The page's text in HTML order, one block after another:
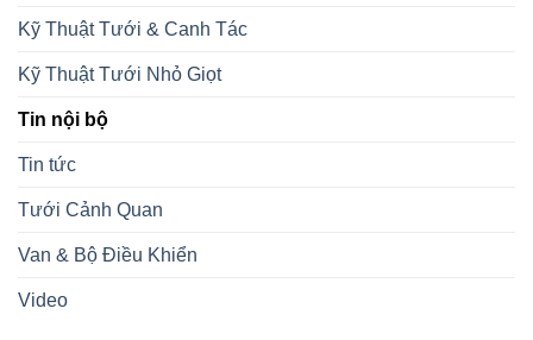
Kỹ Thuật Tưới & Canh Tác
Kỹ Thuật Tưới Nhỏ Giọt
Tin nội bộ
Tin tức
Tưới Cảnh Quan
Van & Bộ Điều Khiển
Video